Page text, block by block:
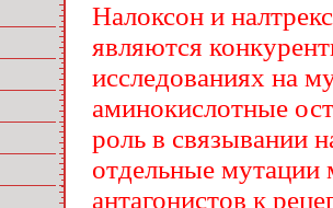
Налоксон и
являются
исследованиях на
аминокислотные
роль в связывании
отдельные мутации
антагонистов к